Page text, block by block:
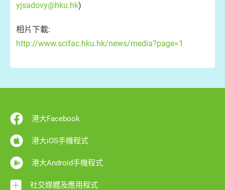
yjsadovy@hku.hk)
相片下載:
http://www.scifac.hku.hk/news/media?page=1
港大Facebook
港大iOS手機程式
港大Android手機程式
社交媒體及應用程式